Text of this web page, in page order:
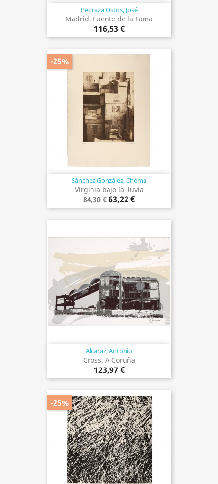
Pedraza Ostos, José
Madrid. Fuente de la Fama
116,53 €
Sánchez González, Chema
Virginia bajo la lluvia
84,30 € 63,22 €
-25%
Alcaraz, Antonio
Cross. A Coruña
123,97 €
-25%